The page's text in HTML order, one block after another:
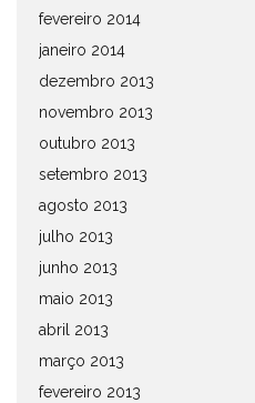
fevereiro 2014
janeiro 2014
dezembro 2013
novembro 2013
outubro 2013
setembro 2013
agosto 2013
julho 2013
junho 2013
maio 2013
abril 2013
março 2013
fevereiro 2013